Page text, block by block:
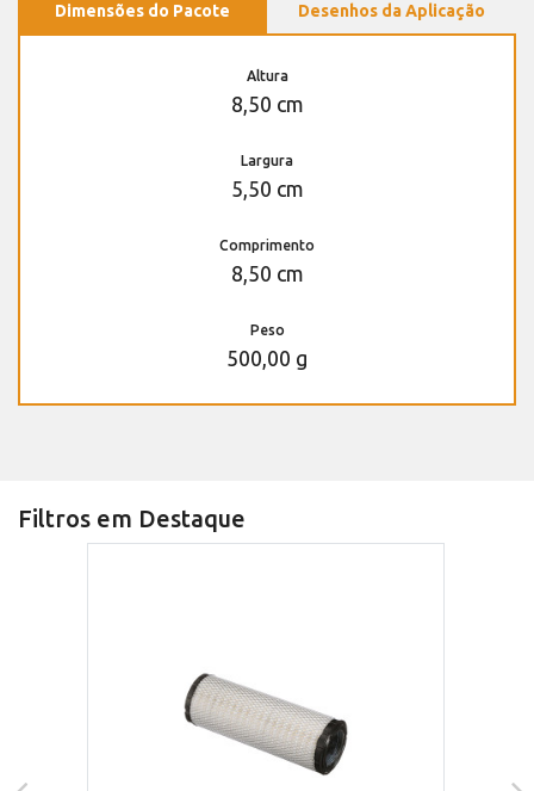
Dimensões do Pacote Desenhos da Aplicação
Altura
8,50 cm
Largura
5,50 cm
Comprimento
8,50 cm
Peso
500,00 g
Filtros em Destaque